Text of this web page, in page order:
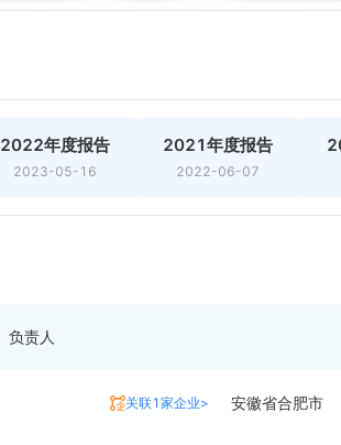
2022年度报告
2023-05-16
2021年度报告
2022-06-07
负责人
关联1家企业> 安徽省合肥市